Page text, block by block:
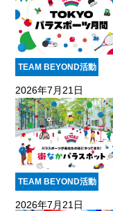
TEAM BEYOND活動
2026年7月21日
TEAM BEYOND活動
2026年7月21日